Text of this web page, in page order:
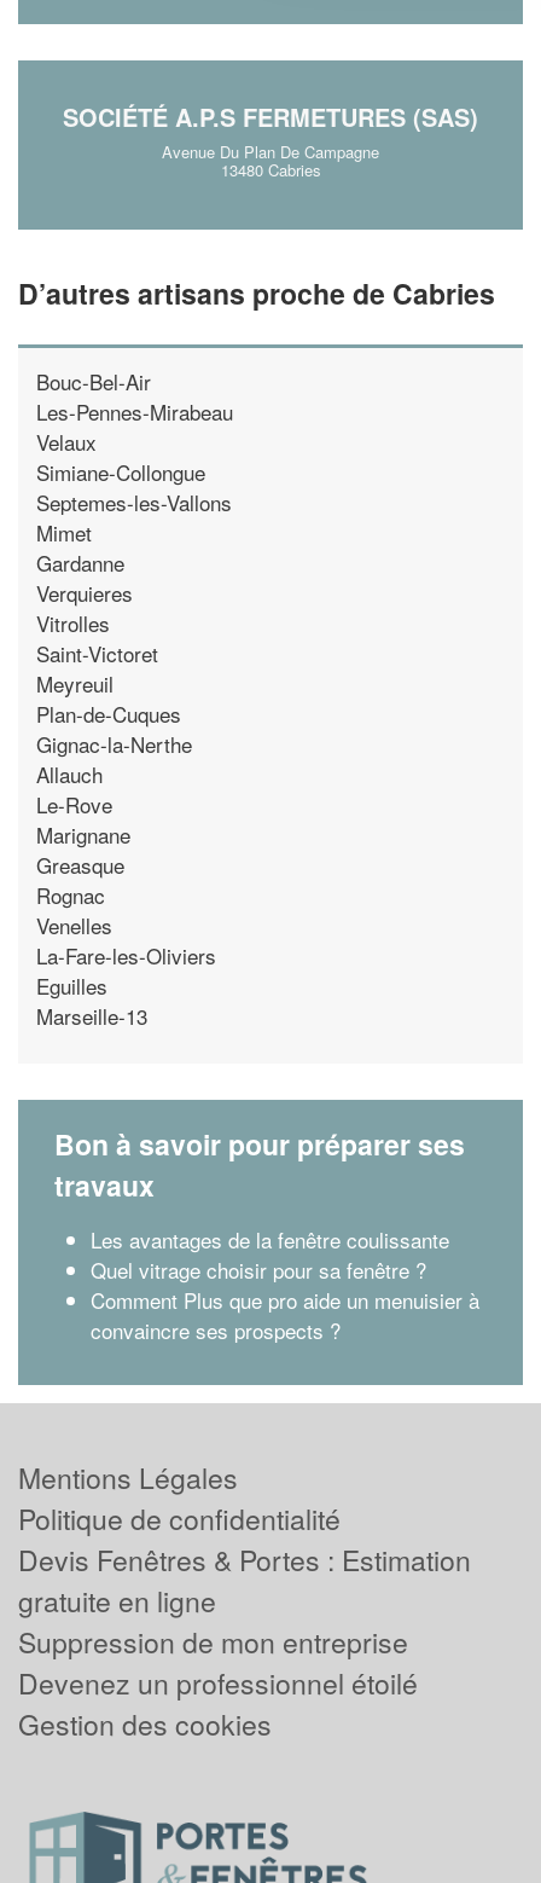
SOCIÉTÉ A.P.S FERMETURES (SAS)
Avenue Du Plan De Campagne
13480 Cabries
D’autres artisans proche de Cabries
Bouc-Bel-Air
Les-Pennes-Mirabeau
Velaux
Simiane-Collongue
Septemes-les-Vallons
Mimet
Gardanne
Verquieres
Vitrolles
Saint-Victoret
Meyreuil
Plan-de-Cuques
Gignac-la-Nerthe
Allauch
Le-Rove
Marignane
Greasque
Rognac
Venelles
La-Fare-les-Oliviers
Eguilles
Marseille-13
Bon à savoir pour préparer ses
travaux
Les avantages de la fenêtre coulissante
Quel vitrage choisir pour sa fenêtre ?
Comment Plus que pro aide un menuisier à
convaincre ses prospects ?
Mentions Légales
Politique de confidentialité
Devis Fenêtres & Portes : Estimation
gratuite en ligne
Suppression de mon entreprise
Devenez un professionnel étoilé
Gestion des cookies